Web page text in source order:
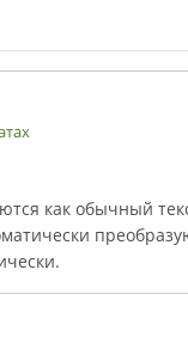
как обычный